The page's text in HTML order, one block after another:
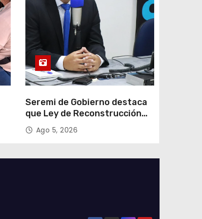
Seremi de Gobierno destaca
que Ley de Reconstrucción
Nacional impulsará la
inversión y el empleo en
Ago 5, 2026